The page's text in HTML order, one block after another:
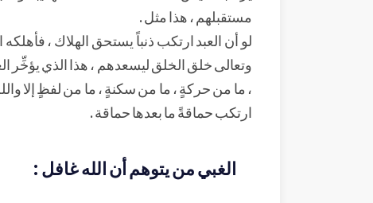
مستقبلهم ، هذا مثل .
لو أن العبد ارتكب ذنباً يستحق الهلاك ،
وتعالى خلق الخلق ليسعدهم ، هذا الذي يؤخِّر
، ما من حركةٍ ، ما من سكنةٍ ، ما من لفظٍ إلا
ارتكب حماقةً ما بعدها حماقة .
الغبي من يتوهم أن الله غافل :